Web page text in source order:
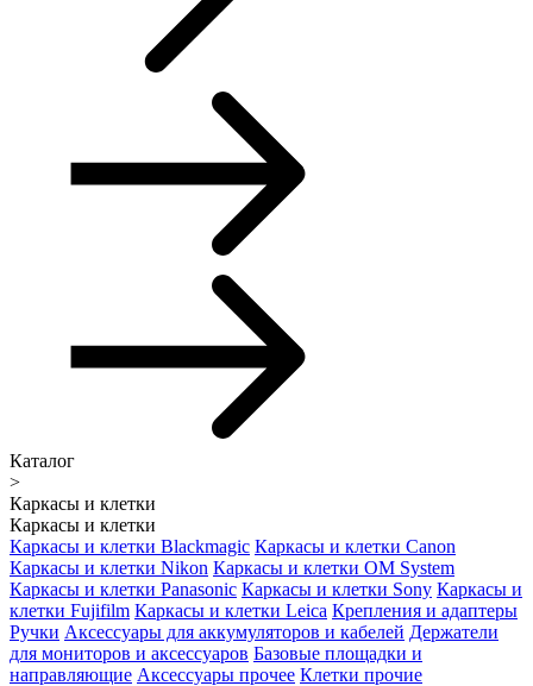
Каталог
>
Каркасы и клетки
Каркасы и клетки
Каркасы и клетки Blackmagic Каркасы и клетки Canon
Каркасы и клетки Nikon Каркасы и клетки OM System
Каркасы и клетки Panasonic Каркасы и клетки Sony Каркасы и
клетки Fujifilm Каркасы и клетки Leica Крепления и адаптеры
Ручки Аксессуары для аккумуляторов и кабелей Держатели
для мониторов и аксессуаров Базовые площадки и
направляющие Аксессуары прочее Клетки прочие